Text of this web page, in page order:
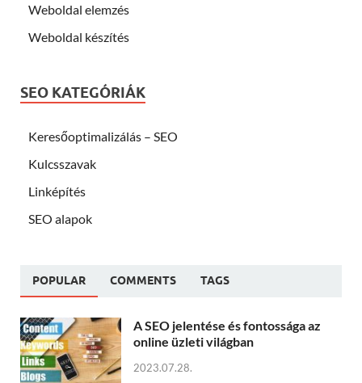
Weboldal elemzés
Weboldal készítés
SEO KATEGÓRIÁK
Keresőoptimalizálás – SEO
Kulcsszavak
Linképítés
SEO alapok
POPULAR COMMENTS TAGS
A SEO jelentése és fontossága az
online üzleti világban
2023.07.28.